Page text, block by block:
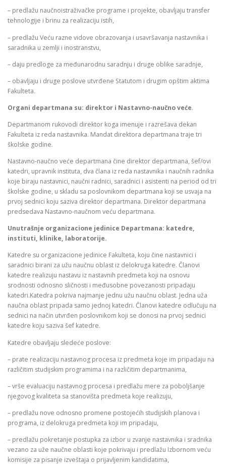
– predlažu naučnoistraživačke programe i projekte, obavljaju transfer
tehnologije i brinu za realizaciju istih,
– predlažu Veću razne vidove obrazovanja i usavršavanja nastavnika i
saradnika u zemlji i inostranstvu,
– daju predloge za međunarodnu saradnju i druge oblike saradnje,
– obavljaju i druge poslove utvrđene Statutom i drugim opštim aktima
Fakulteta.
Organi departmana su: direktor i Nastavno-naučno veće.
Departmanom rukovodi direktor koga imenuje i razrešava dekan
Fakulteta iz reda nastavnika. Mandat direktora departmana traje tri
školske godine.
Nastavno-naučno veće departmana čine direktor departmana, šef/ovi
katedri, upravnik instituta, dva člana iz reda nastavnika i naučnih radnika
koje biraju nastavnici, naučni radnici, saradnici i asistenti na period od tri
školske godine, u skladu sa poslovnikom departmana koji se usvaja na
prvoj sednici koju saziva direktor departmana. Direktor departmana
predsedava Nastavno-naučnom veću departmana.
Unutrašnje organizacione jedinice Departmana: katedre,
instituti, klinike, laboratorije.
Katedre su organizacione jedinice Fakulteta, koju čine nastavnici i
saradnici birani za užu naučnu oblast iz delokruga katedre. Članovi
katedre realizuju nastavu iz nastavnih predmeta koji na osnovu
srodnosti odnosno sličnosti i međusobne povezanosti pripadaju
katedri.Katedra pokriva najmanje jednu užu naučnu oblast. Jedna uža
naučna oblast pripada samo jednoj katedri. Članovi katedre odlučuju na
sednici na način utvrđen poslovnikom koji se donosi na prvoj sednici
katedre koju saziva šef katedre.
Katedre obavljaju sledeće poslove:
– prate realizaciju nastavnog procesa iz predmeta koje im pripadaju na
različitim studijskim programima i na različitim departmanima,
– vrše evaluaciju nastavnog procesa i predlažu mere za poboljšanje
njegovog kvaliteta sa stanovišta predmeta koje realizuju,
– predlažu nove odnosno promene postojećih studijskih planova i
programa, iz delokruga predmeta koji im pripadaju,
– predlažu pokretanje postupka za izbor u zvanje nastavnika i sradnika
vezano za uže naučne oblasti koje pokrivaju i predlažu Izbornom veću
komisije za pisanje izveštaja o prijavljenim kandidatima,